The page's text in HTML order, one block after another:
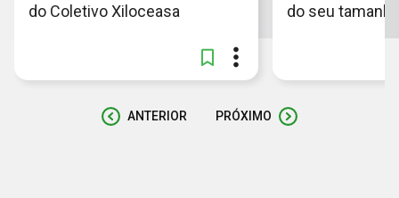
do Coletivo Xiloceasa
do seu
ANTERIOR PRÓXIMO